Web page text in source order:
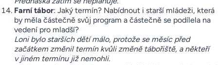
Farní tábor: Jaký termín? Nabídnout i starší mládeži, která
by měla částečně svůj program a částečně se podílela na
vedení pro mladší?
Loni bylo starších dětí málo, protože se měsíc před
začátkem změnil termín kvůli změně tábořiště, a někteří
v jiném termínu již nemohli.